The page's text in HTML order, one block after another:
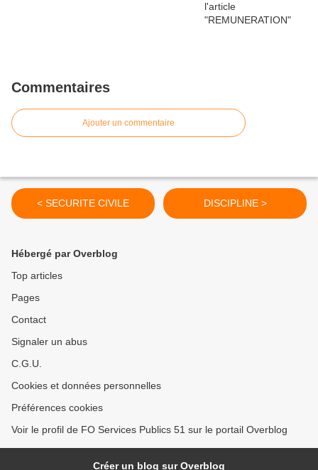
Commentaires
Ajouter un commentaire
< SECURITE CIVILE DISCIPLINE >
Hébergé par Overblog
Top articles
Pages
Contact
Signaler un abus
C.G.U.
Cookies et données personnelles
Préférences cookies
Voir le profil de FO Services Publics 51 sur le portail Overblog
Créer un blog sur Overblog